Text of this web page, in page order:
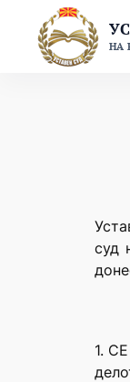
content
НА
суд
1.